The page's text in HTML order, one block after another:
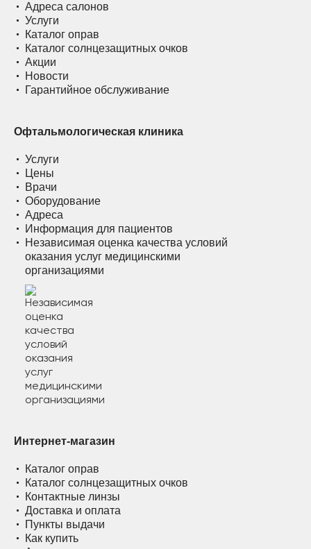
Адреса салонов
Услуги
Каталог оправ
Каталог солнцезащитных очков
Акции
Новости
Гарантийное обслуживание
Офтальмологическая клиника
Услуги
Цены
Врачи
Оборудование
Адреса
Информация для пациентов
Независимая оценка качества условий
оказания услуг медицинскими
организациями
Интернет-магазин
Каталог оправ
Каталог солнцезащитных очков
Контактные линзы
Доставка и оплата
Пункты выдачи
Как купить